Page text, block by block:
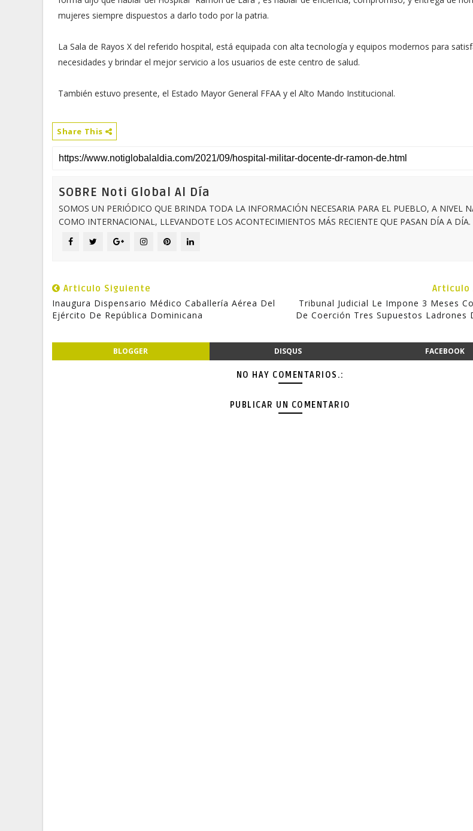
mujeres siempre dispuestos a darlo todo por la patria.
La Sala de Rayos X del referido hospital, está equipada con alta tecnología y equipos modernos para
necesidades y brindar el mejor servicio a los usuarios de este centro de salud.
También estuvo presente, el Estado Mayor General FFAA y el Alto Mando Institucional.
Share This
SOBRE Noti Global Al Día
SOMOS UN PERIÓDICO QUE BRINDA TODA LA INFORMACIÓN NECESARIA PARA EL PUEBLO, A NIVEL
COMO INTERNACIONAL, LLEVANDOTE LOS ACONTECIMIENTOS MÁS RECIENTE QUE PASAN DÍA A DÍA.
Articulo Siguiente
Inaugura Dispensario Médico Caballería Aérea Del
Ejército De República Dominicana
Articulo
Tribunal Judicial Le Impone 3 Meses
De Coerción Tres Supuestos Ladrones
BLOGGER DISQUS FACEBOOK
NO HAY COMENTARIOS.:
PUBLICAR UN COMENTARIO